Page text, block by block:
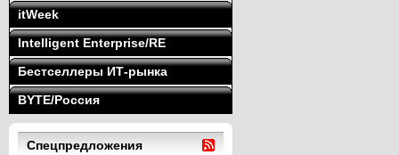
itWeek
Intelligent Enterprise/RE
Бестселлеры ИТ-рынка
BYTE/Россия
Спецпредложения